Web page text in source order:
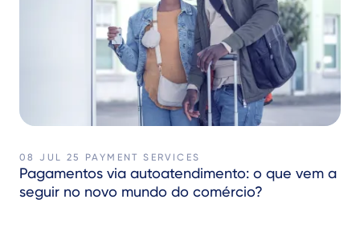
08 JUL 25 PAYMENT SERVICES
Pagamentos via autoatendimento: o que vem a
seguir no novo mundo do comércio?